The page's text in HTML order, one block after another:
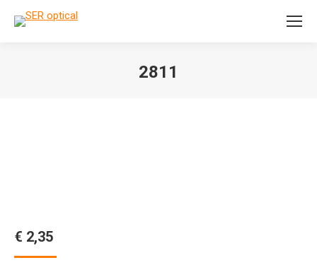
Search:
2811
€ 2,35